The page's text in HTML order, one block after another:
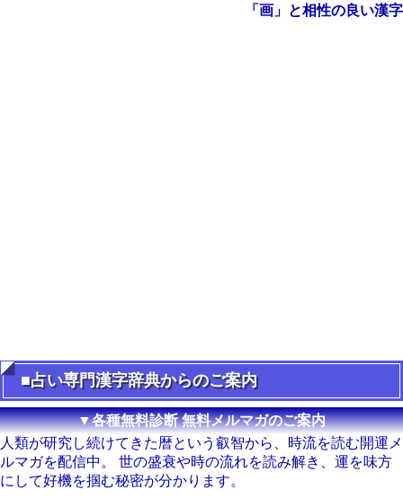
「画」と相性の良い漢字
■占い専門漢字辞典からのご案内
▼各種無料診断 無料メルマガのご案内
人類が研究し続けてきた暦という叡智から、時流を読む開運メ
ルマガを配信中。 世の盛衰や時の流れを読み解き、運を味方
にして好機を掴む秘密が分かります。